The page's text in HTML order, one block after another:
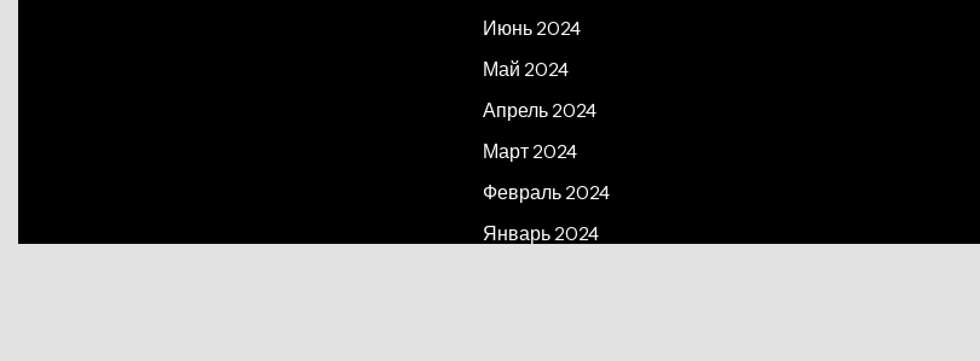
Июнь 2024
Май 2024
Апрель 2024
Март 2024
Февраль 2024
Январь 2024